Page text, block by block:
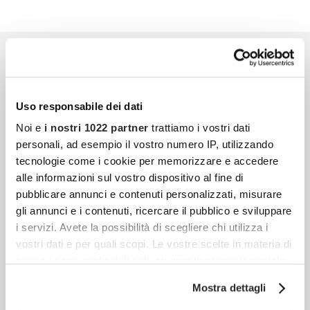
Uso responsabile dei dati
Noi e i nostri 1022 partner trattiamo i vostri dati
personali, ad esempio il vostro numero IP, utilizzando
tecnologie come i cookie per memorizzare e accedere
alle informazioni sul vostro dispositivo al fine di
pubblicare annunci e contenuti personalizzati, misurare
gli annunci e i contenuti, ricercare il pubblico e sviluppare
i servizi. Avete la possibilità di scegliere chi utilizza i
vostri dati e per quali scopi. Le vostre scelte in materia di
modificare o revocare il proprio consenso in qualsiasi
Mostra dettagli